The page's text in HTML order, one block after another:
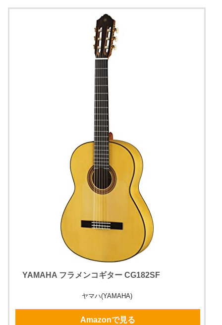
YAMAHA フラメンコギター CG182SF
ヤマハ(YAMAHA)
Amazonで見る